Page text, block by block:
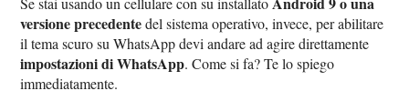
versione precedentedel sistema operativo, invece, per abilitare
il tema scuro su WhatsApp devi andare ad agire direttamente
impostazioni di WhatsApp. Come si fa? Te lo spiego
immediatamente.